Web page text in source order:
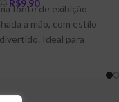
R$9,90
fonte de exibição
à mão, com estilo
Ideal para
projeto gráfico.